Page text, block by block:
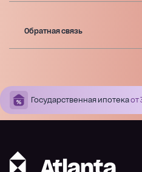
Обратная связь
Государственная ипотекаот